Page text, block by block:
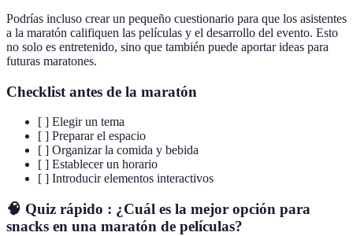
Podrías incluso crear un pequeño cuestionario para que los asistentes
a la maratón califiquen las películas y el desarrollo del evento. Esto
no solo es entretenido, sino que también puede aportar ideas para
futuras maratones.
Checklist antes de la maratón
[ ] Elegir un tema
[ ] Preparar el espacio
[ ] Organizar la comida y bebida
[ ] Establecer un horario
[ ] Introducir elementos interactivos
🧠 Quiz rápido : ¿Cuál es la mejor opción para
snacks en una maratón de películas?